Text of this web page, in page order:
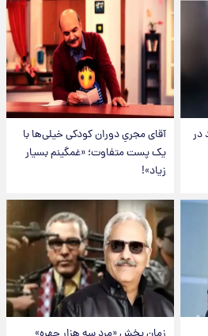
در
آقای مجریِ دوران کودکی خیلی‌ها با
یک پست متفاوت؛ «غمگینم بسیار
زیاد»!